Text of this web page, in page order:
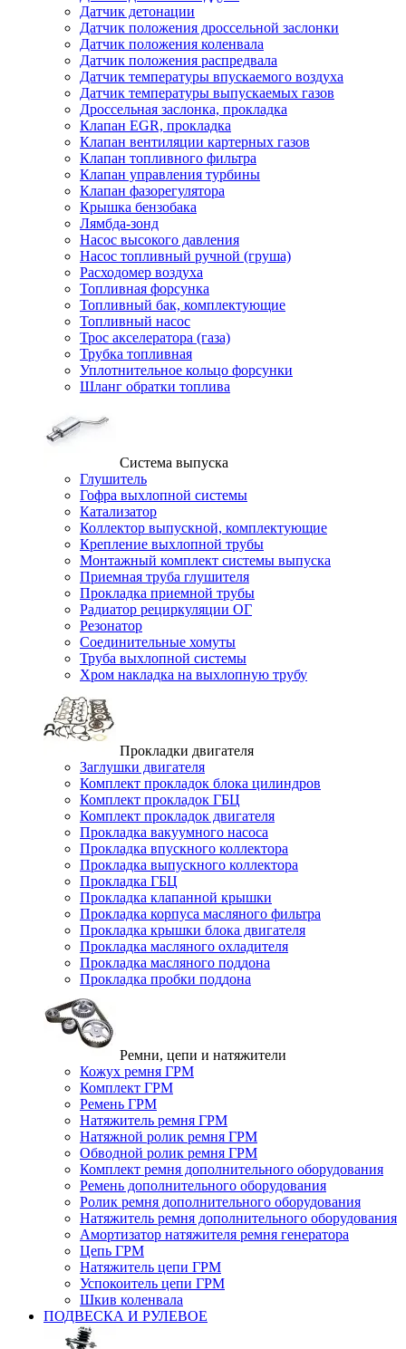
Датчик детонации
Датчик положения дроссельной заслонки
Датчик положения коленвала
Датчик положения распредвала
Датчик температуры впускаемого воздуха
Датчик температуры выпускаемых газов
Дроссельная заслонка, прокладка
Клапан EGR, прокладка
Клапан вентиляции картерных газов
Клапан топливного фильтра
Клапан управления турбины
Клапан фазорегулятора
Крышка бензобака
Лямбда-зонд
Насос высокого давления
Насос топливный ручной (груша)
Расходомер воздуха
Топливная форсунка
Топливный бак, комплектующие
Топливный насос
Трос акселератора (газа)
Трубка топливная
Уплотнительное кольцо форсунки
Шланг обратки топлива
Система выпуска
Глушитель
Гофра выхлопной системы
Катализатор
Коллектор выпускной, комплектующие
Крепление выхлопной трубы
Монтажный комплект системы выпуска
Приемная труба глушителя
Прокладка приемной трубы
Радиатор рециркуляции ОГ
Резонатор
Соединительные хомуты
Труба выхлопной системы
Хром накладка на выхлопную трубу
Прокладки двигателя
Заглушки двигателя
Комплект прокладок блока цилиндров
Комплект прокладок ГБЦ
Комплект прокладок двигателя
Прокладка вакуумного насоса
Прокладка впускного коллектора
Прокладка выпускного коллектора
Прокладка ГБЦ
Прокладка клапанной крышки
Прокладка корпуса масляного фильтра
Прокладка крышки блока двигателя
Прокладка масляного охладителя
Прокладка масляного поддона
Прокладка пробки поддона
Ремни, цепи и натяжители
Кожух ремня ГРМ
Комплект ГРМ
Ремень ГРМ
Натяжитель ремня ГРМ
Натяжной ролик ремня ГРМ
Обводной ролик ремня ГРМ
Комплект ремня дополнительного оборудования
Ремень дополнительного оборудования
Ролик ремня дополнительного оборудования
Натяжитель ремня дополнительного оборудования
Амортизатор натяжителя ремня генератора
Цепь ГРМ
Натяжитель цепи ГРМ
Успокоитель цепи ГРМ
Шкив коленвала
ПОДВЕСКА И РУЛЕВОЕ